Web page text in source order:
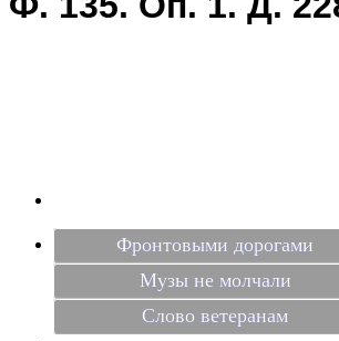
Фронтовыми дорогами
Музы не молчали
Слово ветеранам